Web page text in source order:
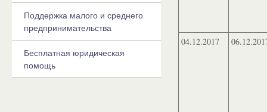
04.12.2017
Поддержка малого и среднего
предпринимательства
Бесплатная юридическая
помощь